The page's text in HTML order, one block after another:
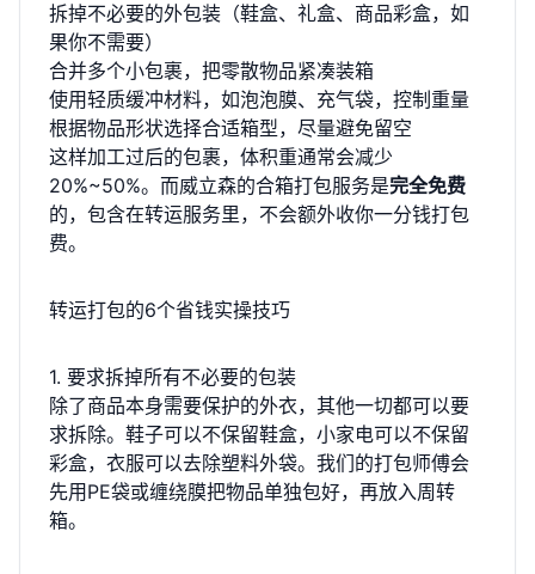
拆掉不必要的外包装（鞋盒、礼盒、商品彩盒，如
果你不需要）
合并多个小包裹，把零散物品紧凑装箱
使用轻质缓冲材料，如泡泡膜、充气袋，控制重量
根据物品形状选择合适箱型，尽量避免留空
这样加工过后的包裹，体积重通常会减少
20%~50%。而威立森的合箱打包服务是完全免费
的，包含在转运服务里，不会额外收你一分钱打包
费。
转运打包的6个省钱实操技巧
1. 要求拆掉所有不必要的包装
除了商品本身需要保护的外衣，其他一切都可以要
求拆除。鞋子可以不保留鞋盒，小家电可以不保留
彩盒，衣服可以去除塑料外袋。我们的打包师傅会
先用PE袋或缠绕膜把物品单独包好，再放入周转
箱。